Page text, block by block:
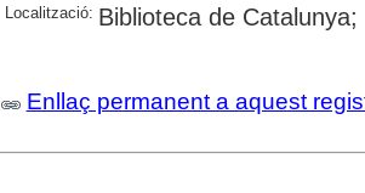
Localització: Biblioteca de
Enllaç permanent a aquest